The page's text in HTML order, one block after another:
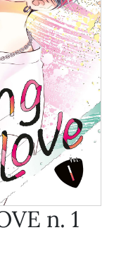
n. 1